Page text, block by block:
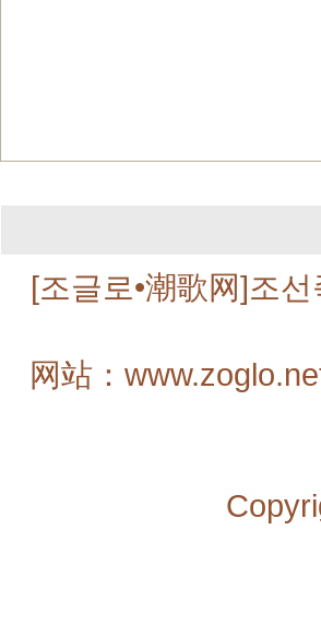
등을 예방하기 위해 걷기운동을 하는 사람에게
[조글로•潮歌网]조
网站：